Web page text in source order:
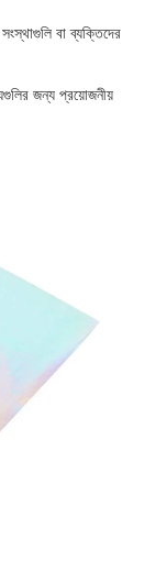
বা ব্যক্তিদের
জন্য প্রয়োজনীয়